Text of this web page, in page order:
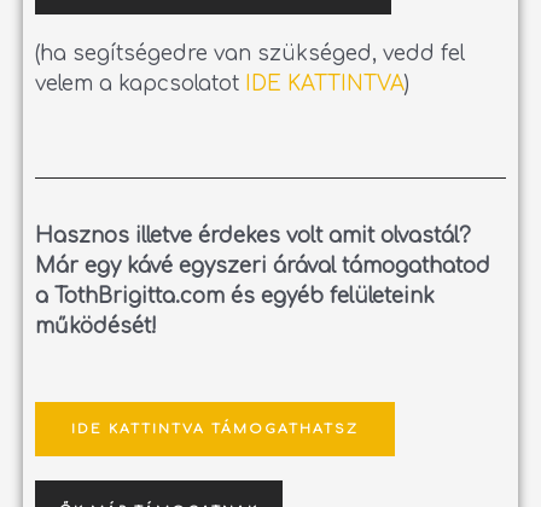
(ha segítségedre van szükséged, vedd fel
velem a kapcsolatot IDE KATTINTVA)
Hasznos illetve érdekes volt amit olvastál?
Már egy kávé egyszeri árával támogathatod
a TothBrigitta.com és egyéb felületeink
működését!
IDE KATTINTVA TÁMOGATHATSZ